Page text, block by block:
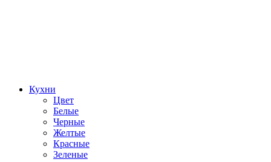
Кухни
Цвет
Белые
Черные
Желтые
Красные
Зеленые